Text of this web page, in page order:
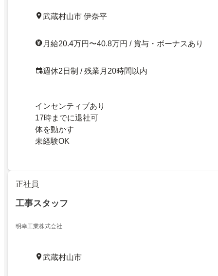
武蔵村山市 伊奈平
月給20.4万円〜40.8万円 / 賞与・ボーナスあり
週休2日制 / 残業月20時間以内
インセンティブあり
17時までに退社可
体を動かす
未経験OK
正社員
工事スタッフ
明幸工業株式会社
武蔵村山市